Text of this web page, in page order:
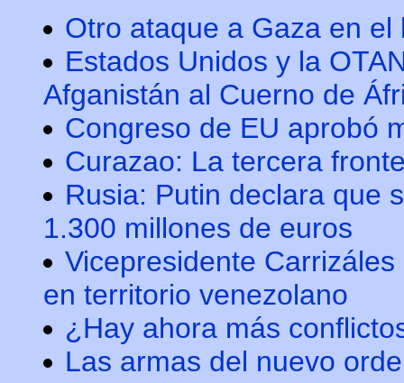
Otro ataque a Gaza en el
Estados Unidos y la
Afganistán al Cuerno de
Congreso de EU aprobó
Curazao: La tercera
Rusia: Putin declara que
1.300 millones de euros
Vicepresidente
en territorio venezolano
¿Hay ahora más
Las armas del nuevo